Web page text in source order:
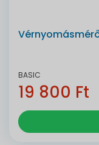
BASIC
19 800 Ft